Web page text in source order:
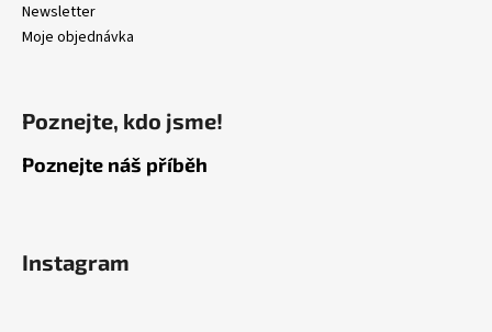
Newsletter
Moje objednávka
Poznejte, kdo jsme!
Poznejte náš příběh
Instagram